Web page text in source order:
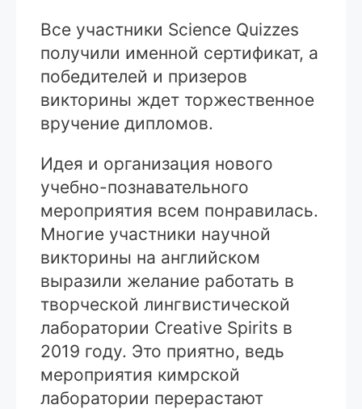
Все участники Science Quizzes
получили именной сертификат, а
победителей и призеров
викторины ждет торжественное
вручение дипломов.
Идея и организация нового
учебно-познавательного
мероприятия всем понравилась.
Многие участники научной
викторины на английском
выразили желание работать в
творческой лингвистической
лаборатории Creative Spirits в
2019 году. Это приятно, ведь
мероприятия кимрской
лаборатории перерастают